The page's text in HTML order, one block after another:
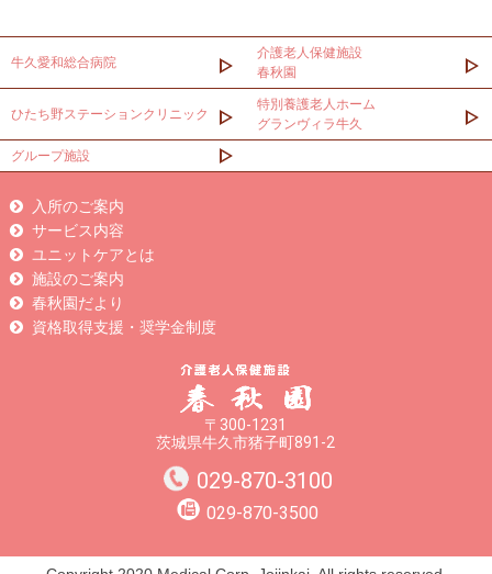
牛久愛和総合病院
介護老人保健施設
春秋園
ひたち野ステーションクリニック
特別養護老人ホーム
グランヴィラ牛久
グループ施設
入所のご案内
サービス内容
ユニットケアとは
施設のご案内
春秋園だより
資格取得支援・奨学金制度
〒300-1231
茨城県牛久市猪子町891-2
029-870-3100
029-870-3500